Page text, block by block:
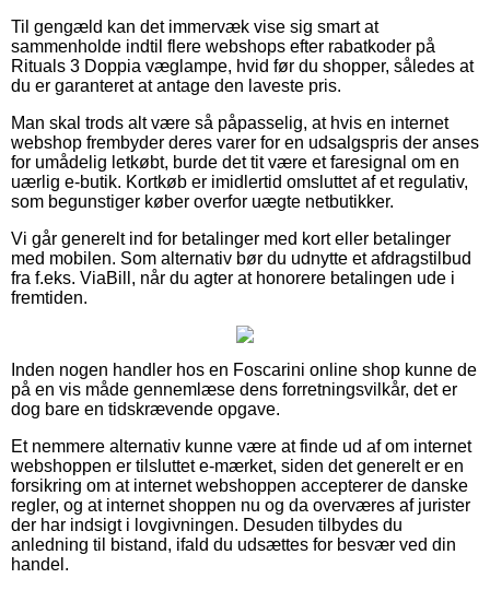
Til gengæld kan det immervæk vise sig smart at
sammenholde indtil flere webshops efter rabatkoder på
Rituals 3 Doppia væglampe, hvid før du shopper, således at
du er garanteret at antage den laveste pris.
Man skal trods alt være så påpasselig, at hvis en internet
webshop frembyder deres varer for en udsalgspris der anses
for umådelig letkøbt, burde det tit være et faresignal om en
uærlig e-butik. Kortkøb er imidlertid omsluttet af et regulativ,
som begunstiger køber overfor uægte netbutikker.
Vi går generelt ind for betalinger med kort eller betalinger
med mobilen. Som alternativ bør du udnytte et afdragstilbud
fra f.eks. ViaBill, når du agter at honorere betalingen ude i
fremtiden.
Inden nogen handler hos en Foscarini online shop kunne de
på en vis måde gennemlæse dens forretningsvilkår, det er
dog bare en tidskrævende opgave.
Et nemmere alternativ kunne være at finde ud af om internet
webshoppen er tilsluttet e-mærket, siden det generelt er en
forsikring om at internet webshoppen accepterer de danske
regler, og at internet shoppen nu og da overværes af jurister
der har indsigt i lovgivningen. Desuden tilbydes du
anledning til bistand, ifald du udsættes for besvær ved din
handel.